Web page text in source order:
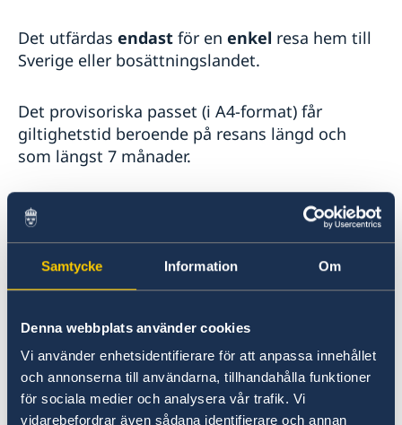
Samtycke Information Om
Denna webbplats använder cookies
Vi använder enhetsidentifierare för att anpassa innehållet
och annonserna till användarna, tillhandahålla funktioner
för sociala medier och analysera vår trafik. Vi
vidarebefordrar även sådana identifierare och annan
Resa i landet
Det utfärdas endast för en enkel resa hem till
Sverige eller bosättningslandet.
Det provisoriska passet (i A4-format) får
giltighetstid beroende på resans längd och
som längst 7 månader.
OBS!
Du måste själv kontrollera om landet du
ska besöka godtar svenskt provisoriskt pass i
USA med ett provisoriskt pass. Uppgifterna får
du lättast genom att kontakta respektive lands
ambassad eller en resebyrå.
Avgiften för det provisoriska passet är 1800 SEK
i lokal valuta, lista på avgifter finns här:
Avgifter - Sweden Abroad